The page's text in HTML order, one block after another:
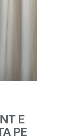
E
PE